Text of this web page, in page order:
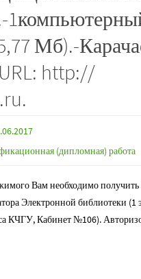
Мб).-
http://
(дипломная) работа
Вам необходимо
Электронной библиотеки (1
КЧГУ, Кабинет №106).